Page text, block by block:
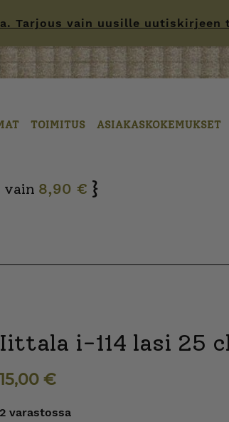
Tarjous vain uusille
TOIMITUS ASIAKASKOKEMUKSET
vain 8,90 € }
Iittala i-114 lasi 25
15,00 €
2 varastossa